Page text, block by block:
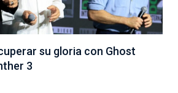
su gloria con Ghost
3